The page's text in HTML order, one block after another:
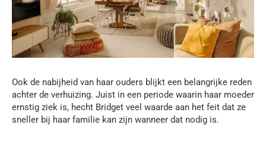
Ook de nabijheid van haar ouders blijkt een belangrijke reden
achter de verhuizing. Juist in een periode waarin haar moeder
ernstig ziek is, hecht Bridget veel waarde aan het feit dat ze
sneller bij haar familie kan zijn wanneer dat nodig is.